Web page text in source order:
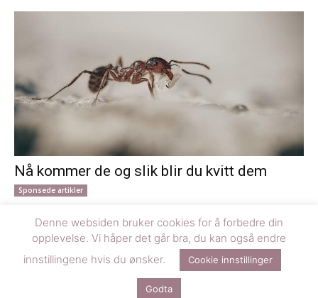
Nå kommer de og slik blir du kvitt dem
Sponsede artikler
Når våren melder sin ankomst med varmere dager og netter, kan
du være helt sikker på at også mauren våkner til liv. Mauren er...
© Denne siden er driftet av Happy Media AS og designet av
Schur AS
Denne websiden bruker cookies for å forbedre din
opplevelse. Vi håper det går bra, du kan også endre
innstillingene hvis du ønsker.
Cookie innstillinger
Godta